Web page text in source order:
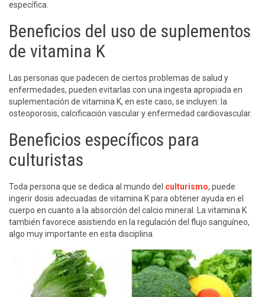
específica.
Beneficios del uso de suplementos
de vitamina K
Las personas que padecen de ciertos problemas de salud y
enfermedades, pueden evitarlas con una ingesta apropiada en
suplementación de vitamina K, en este caso, se incluyen: la
osteoporosis, calcificación vascular y enfermedad cardiovascular.
Beneficios específicos para
culturistas
Toda persona que se dedica al mundo del culturismo, puede
ingerir dosis adecuadas de vitamina K para obtener ayuda en el
cuerpo en cuanto a la absorción del calcio mineral. La vitamina K
también favorece asistiendo en la regulación del flujo sanguíneo,
algo muy importante en esta disciplina.